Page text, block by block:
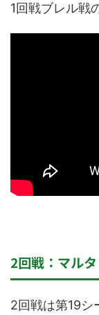
1回戦ブレル戦
2回戦：マル
2回戦は第19シ